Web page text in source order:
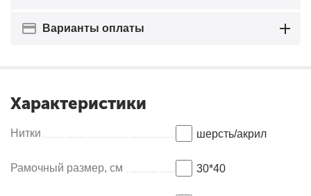
Варианты оплаты
Характеристики
Нитки шерсть/акрил
Рамочный размер, см 30*40